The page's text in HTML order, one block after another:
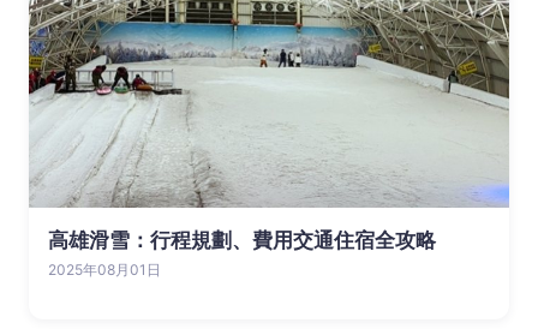
高雄滑雪：行程規劃、費用交通住宿全攻略
2025年08月01日